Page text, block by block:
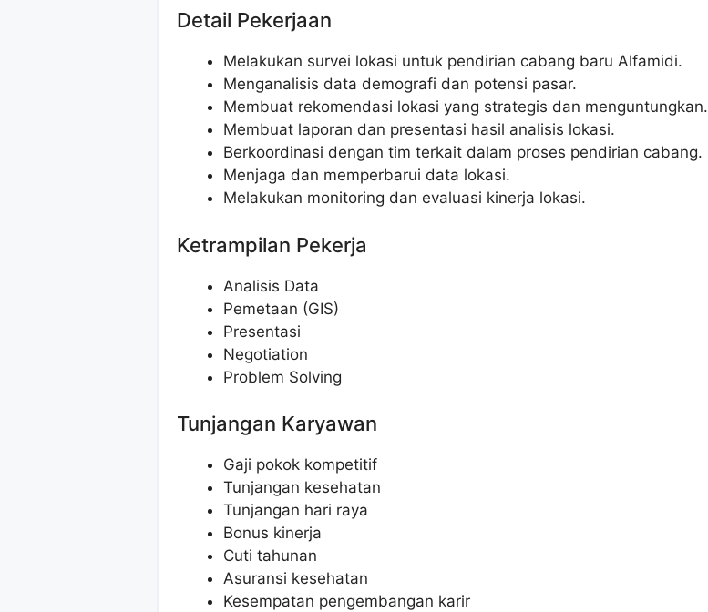
Detail Pekerjaan
Melakukan survei lokasi untuk pendirian cabang baru Alfamidi.
Menganalisis data demografi dan potensi pasar.
Membuat rekomendasi lokasi yang strategis dan menguntungkan.
Membuat laporan dan presentasi hasil analisis lokasi.
Berkoordinasi dengan tim terkait dalam proses pendirian cabang.
Menjaga dan memperbarui data lokasi.
Melakukan monitoring dan evaluasi kinerja lokasi.
Ketrampilan Pekerja
Analisis Data
Pemetaan (GIS)
Presentasi
Negotiation
Problem Solving
Tunjangan Karyawan
Gaji pokok kompetitif
Tunjangan kesehatan
Tunjangan hari raya
Bonus kinerja
Cuti tahunan
Asuransi kesehatan
Kesempatan pengembangan karir